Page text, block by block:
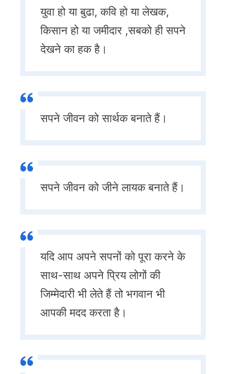
युवा हो या बुढा, कवि हो या लेखक,
किसान हो या जमीदार ,सबको ही सपने
देखने का हक है।
सपने जीवन को सार्थक बनाते हैं।
सपने जीवन को जीने लायक बनाते हैं।
यदि आप अपने सपनों को पूरा करने के
साथ-साथ अपने प्रिय लोगों की
जिम्मेदारी भी लेते हैं तो भगवान भी
आपकी मदद करता है।